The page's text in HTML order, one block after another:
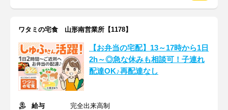
ワタミの宅食 山形南営業所【1178】
【お弁当の宅配】13～17時から1日
2h～◎急な休みも相談可！子連れ
配達OK♪再配達なし
給与
完全出来高制